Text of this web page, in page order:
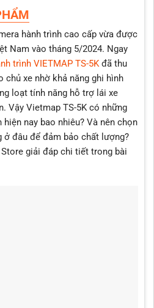
video nhanh chóng và mượt mà
hành trình cao cấp vừa được
Nam vào tháng 5/2024. Ngay
trình VIETMAP TS-5Kđã thu
chủ xe nhờ khả năng ghi hình
loạt tính năng hỗ trợ lái xe
Vậy Vietmap TS-5K có những
nay bao nhiêu? Và nên chọn
ở đâu để đảm bảo chất lượng?
giải đáp chi tiết trong bài